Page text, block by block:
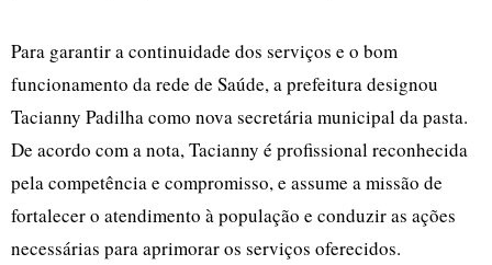
Para garantir a continuidade dos serviços e o bom
funcionamento da rede de Saúde, a prefeitura designou
Tacianny Padilha como nova secretária municipal da pasta.
De acordo com a nota, Tacianny é profissional reconhecida
pela competência e compromisso, e assume a missão de
fortalecer o atendimento à população e conduzir as ações
necessárias para aprimorar os serviços oferecidos.